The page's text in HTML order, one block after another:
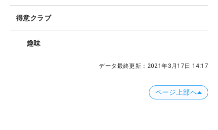
得意クラブ
趣味
データ最終更新： 2021年3月17日 14:17
ページ上部へ